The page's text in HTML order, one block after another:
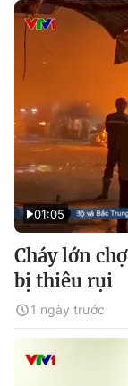
01:05
Cháy lớn
bị thiêu rụi
1 ngày trước